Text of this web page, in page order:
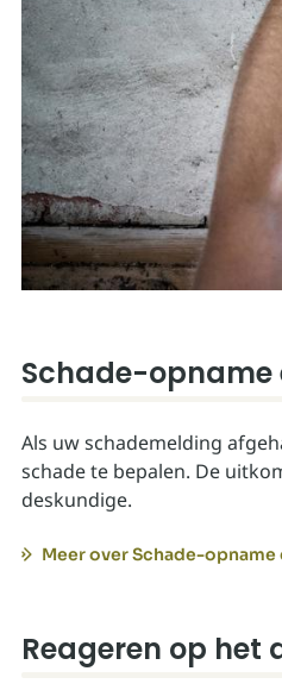
Schade-
Als uw schademelding
schade te bepalen. De
deskundige.
Meer over Schade-
Reageren op het